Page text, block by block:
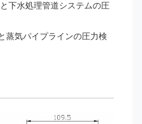
下水処理管道システムの圧
蒸気パイプラインの圧力検